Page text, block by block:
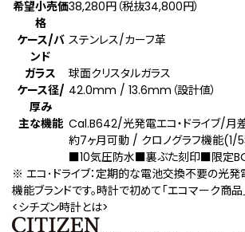
希望小売価
格
38,280円（税抜34,800円）
ケース/バ
ンド
ステンレス/カーフ革
ガラス
球面クリスタルガラス
ケース径/
厚み
42.0mm / 13.6mm（設計値）
主な機能 Cal.B642/光発電エコ・ドライブ/月
約7ヶ月可動 / クロノグラフ機能(1/
■10気圧防水■裏ぶた刻印■限定
※ エコ･ドライブ：定期的な電池交換不要の光発
機能ブランドです。時計で初めて「エコマーク商品
<シチズン時計とは>